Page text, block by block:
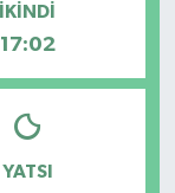
İKINDI
17:02
YATSI